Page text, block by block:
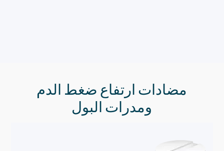
مضادات ارتفاع ضغط الدم
ومدرات البول